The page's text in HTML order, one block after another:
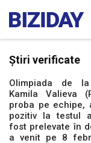
Știri verificate
Olimpiada de
Kamila Valieva
proba pe echipe,
pozitiv la testul
fost prelevate în
a venit pe 8